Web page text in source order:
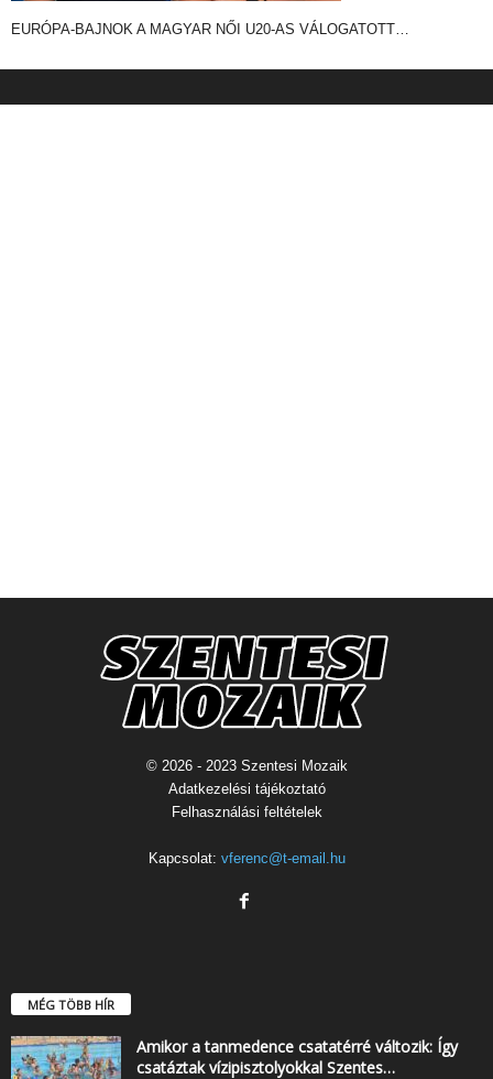
EURÓPA-BAJNOK A MAGYAR NŐI U20-AS VÁLOGATOTT…
© 2026 - 2023 Szentesi Mozaik
Adatkezelési tájékoztató
Felhasználási feltételek
Kapcsolat: vferenc@t-email.hu
MÉG TÖBB HÍR
Amikor a tanmedence csatatérré változik: Így
csatáztak vízipisztolyokkal Szentes…